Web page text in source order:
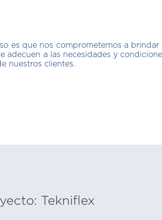
es que nos comprometemos a brindar
adecuen a las necesidades y
nuestros clientes.
Tekniflex